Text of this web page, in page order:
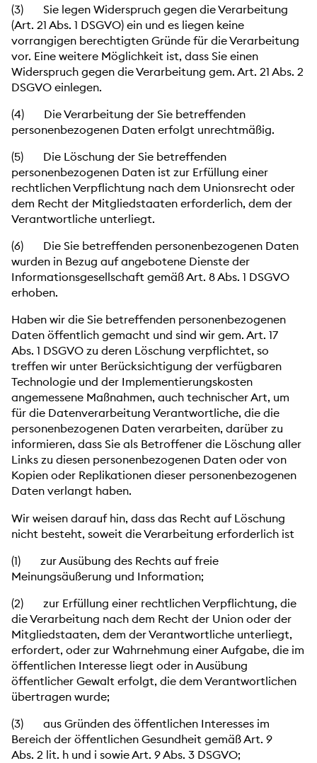
(3) Sie legen Widerspruch gegen die Verarbeitung
(Art. 21 Abs. 1 DSGVO) ein und es liegen keine
vorrangigen berechtigten Gründe für die Verarbeitung
vor. Eine weitere Möglichkeit ist, dass Sie einen
Widerspruch gegen die Verarbeitung gem. Art. 21 Abs. 2
DSGVO einlegen.
(4) Die Verarbeitung der Sie betreffenden
personenbezogenen Daten erfolgt unrechtmäßig.
(5) Die Löschung der Sie betreffenden
personenbezogenen Daten ist zur Erfüllung einer
rechtlichen Verpflichtung nach dem Unionsrecht oder
dem Recht der Mitgliedstaaten erforderlich, dem der
Verantwortliche unterliegt.
(6) Die Sie betreffenden personenbezogenen Daten
wurden in Bezug auf angebotene Dienste der
Informationsgesellschaft gemäß Art. 8 Abs. 1 DSGVO
erhoben.
Haben wir die Sie betreffenden personenbezogenen
Daten öffentlich gemacht und sind wir gem. Art. 17
Abs. 1 DSGVO zu deren Löschung verpflichtet, so
treffen wir unter Berücksichtigung der verfügbaren
Technologie und der Implementierungskosten
angemessene Maßnahmen, auch technischer Art, um
für die Datenverarbeitung Verantwortliche, die die
personenbezogenen Daten verarbeiten, darüber zu
informieren, dass Sie als Betroffener die Löschung aller
Links zu diesen personenbezogenen Daten oder von
Kopien oder Replikationen dieser personenbezogenen
Daten verlangt haben.
Wir weisen darauf hin, dass das Recht auf Löschung
nicht besteht, soweit die Verarbeitung erforderlich ist
(1) zur Ausübung des Rechts auf freie
Meinungsäußerung und Information;
(2) zur Erfüllung einer rechtlichen Verpflichtung, die
die Verarbeitung nach dem Recht der Union oder der
Mitgliedstaaten, dem der Verantwortliche unterliegt,
erfordert, oder zur Wahrnehmung einer Aufgabe, die im
öffentlichen Interesse liegt oder in Ausübung
öffentlicher Gewalt erfolgt, die dem Verantwortlichen
übertragen wurde;
(3) aus Gründen des öffentlichen Interesses im
Bereich der öffentlichen Gesundheit gemäß Art. 9
Abs. 2 lit. h und i sowie Art. 9 Abs. 3 DSGVO;